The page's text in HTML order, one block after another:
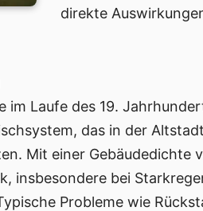
direkte
im Laufe des 19.
das in der
Mit einer
insbesondere bei
Probleme wie